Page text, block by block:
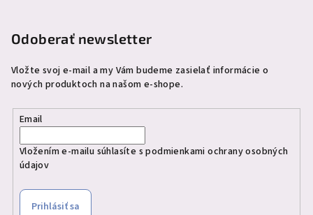
Odoberať newsletter
Vložte svoj e-mail a my Vám budeme zasielať informácie o
nových produktoch na našom e-shope.
Email
Vložením e-mailu súhlasíte spodmienkami ochrany osobných
údajov
Prihlásiť sa